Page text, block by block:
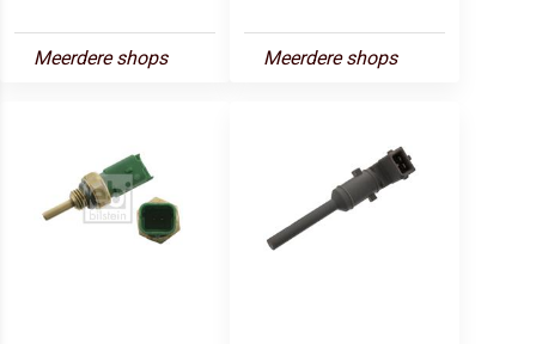
Meerdere shops Meerdere shops